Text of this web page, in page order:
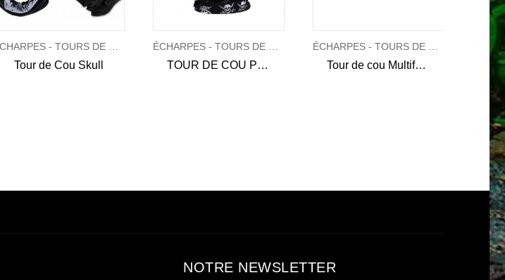
ÉCHARPES - TOURS DE COU - SHEMAGH
Tour de Cou Skull
ÉCHARPES - TOURS DE COU - SHEMAGH
TOUR DE COU PIRATE
ÉCHARPES - TOURS DE COU - SHEMAGH
Tour de cou Multifonctions Opex
NOTRE NEWSLETTER